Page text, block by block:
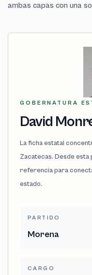
ambas capas con una
GOBERNATURA
David
La ficha estatal
Zacatecas. Desde esta
referencia para
estado.
PARTIDO
Morena
CARGO